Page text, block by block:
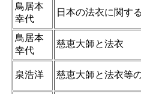
鳥居本
幸代
日本の法衣に関す
鳥居本
幸代
慈恵大師と法衣
泉浩洋 慈恵大師と法衣等